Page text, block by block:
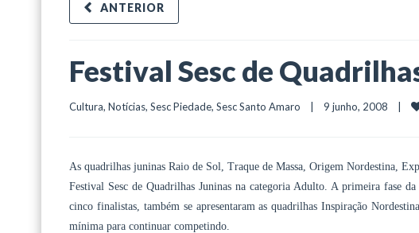
ANTERIOR
Festival Sesc de
Cultura, Notícias, Sesc Piedade, Sesc Santo Amaro
    |    9 junho, 2008    |
As quadrilhas juninas Raio de Sol, Traque de Massa, Origem Nordestina,
Festival Sesc de Quadrilhas Juninas na categoria Adulto. A primeira fase
cinco finalistas, também se apresentaram as quadrilhas Inspiração
mínima para continuar competindo.